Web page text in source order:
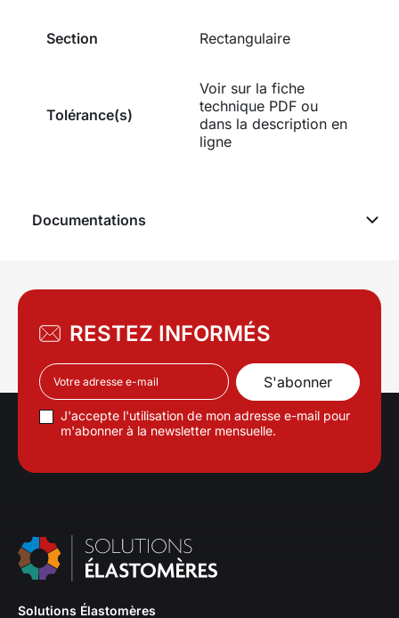
Section Rectangulaire
Tolérance(s)
Voir sur la fiche
technique PDF ou
dans la description en
ligne
Documentations
RESTEZ INFORMÉS
J'accepte l'utilisation de mon adresse e-mail pour
m'abonner à la newsletter mensuelle.
Solutions Élastomères